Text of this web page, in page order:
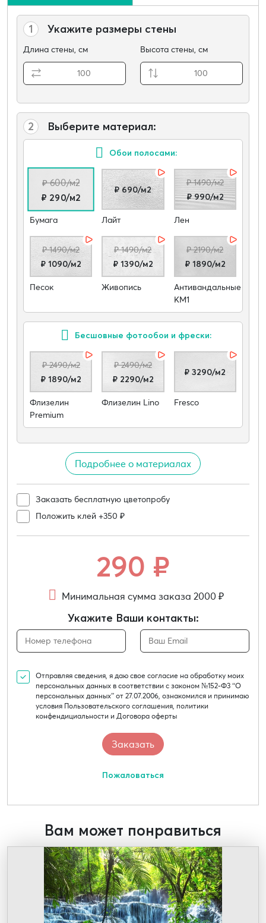
1 Укажите размеры стены
Длина стены, см Высота стены, см
2 Выберите материал:
Обои полосами:
₽ 600/м2
₽ 290/м2
Бумага
₽ 690/м2
Лайт
₽ 1490/м2
₽ 990/м2
Лен
₽ 1490/м2
₽ 1090/м2
Песок
₽ 1490/м2
₽ 1390/м2
Живопись
₽ 2190/м2
₽ 1890/м2
Антивандальные
КМ1
Бесшовные фотообои и фрески:
₽ 2490/м2
₽ 1890/м2
Флизелин
Premium
₽ 2490/м2
₽ 2290/м2
Флизелин Lino
₽ 3290/м2
Fresco
Подробнее о материалах
Заказать бесплатную цветопробу
Положить клей +350 ₽
290 ₽
Минимальная сумма заказа 2000 ₽
Укажите Ваши контакты:
Отправляя сведения, я даю свое согласие на обработку моих
персональных данных в соответствии с законом №152-Ф3 “О
персональных данных” от 27.07.2006, ознакомился и принимаю
условия Пользовательского соглашения, политики
конфендициальности и Договора оферты
Пожаловаться
Вам может понравиться